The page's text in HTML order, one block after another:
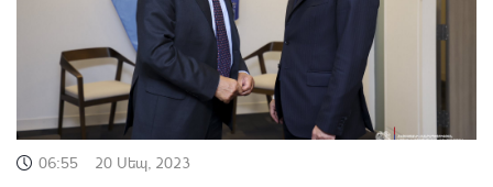
06:55 20 Սեպ, 2023